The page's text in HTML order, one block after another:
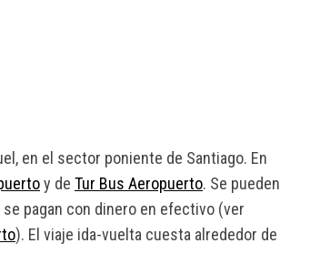
en el sector poniente de Santiago. En
y de Tur Bus Aeropuerto. Se pueden
se pagan con dinero en efectivo (ver
). El viaje ida-vuelta cuesta alrededor de